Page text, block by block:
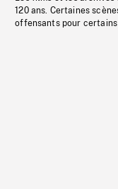
120 ans. Certaines
offensants pour certains